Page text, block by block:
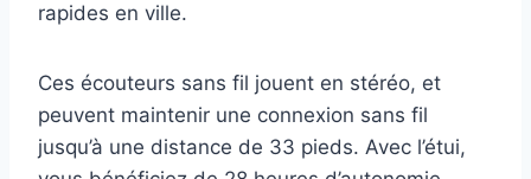
rapides en ville.
Ces écouteurs sans fil jouent en stéréo, et
peuvent maintenir une connexion sans fil
jusqu’à une distance de 33 pieds. Avec l’étui,